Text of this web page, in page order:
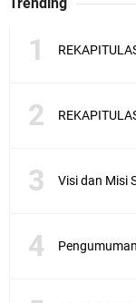
Visi dan Misi